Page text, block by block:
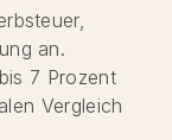
an.
7 Prozent
Vergleich